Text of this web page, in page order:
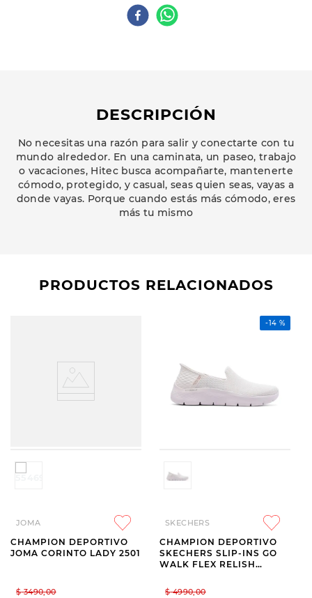
DESCRIPCIÓN
No necesitas una razón para salir y conectarte con tu
mundo alrededor. En una caminata, un paseo, trabajo
o vacaciones, Hitec busca acompañarte, mantenerte
cómodo, protegido, y casual, seas quien seas, vayas a
donde vayas. Porque cuando estás más cómodo, eres
más tu mismo
PRODUCTOS RELACIONADOS
JOMA
CHAMPION DEPORTIVO
JOMA CORINTO LADY 2501
$ 3490,00
-14 %
SKECHERS
CHAMPION DEPORTIVO
SKECHERS SLIP-INS GO
WALK FLEX RELISH
$ 4990,00